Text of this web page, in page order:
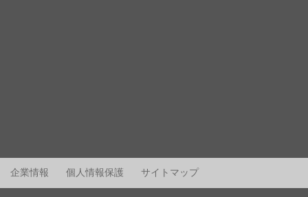
企業情報 個人情報保護 サイトマップ